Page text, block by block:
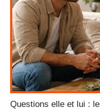
Questions elle et lui :